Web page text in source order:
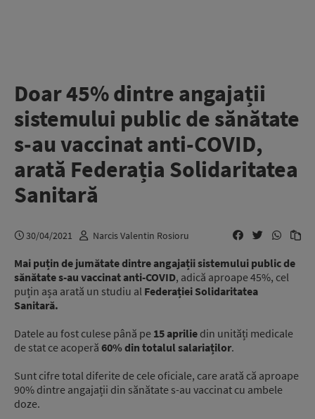
Doar 45% dintre angajații
sistemului public de sănătate
s-au vaccinat anti-COVID,
arată Federația Solidaritatea
Sanitară
30/04/2021 Narcis Valentin Rosioru
Mai puțin de jumătate dintreangajații sistemului public de
sănătates-au vaccinat anti-COVID, adică aproape 45%, cel
puțin așa arată un studiu al Federației Solidaritatea
Sanitară.
Datele au fost culese până pe 15 aprilie din unități medicale
de stat ce acoperă 60% din totalul salariaților.
Sunt cifre total diferite de cele oficiale, care arată că aproape
90% dintre angajații din sănătate s-au vaccinat cu ambele
doze.